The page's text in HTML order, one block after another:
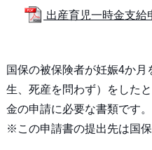
出産育児一時金支
国保の被保険者が妊娠4か
生、死産を問わず）をした
金の申請に必要な書類です。
※この申請書の提出先は国保